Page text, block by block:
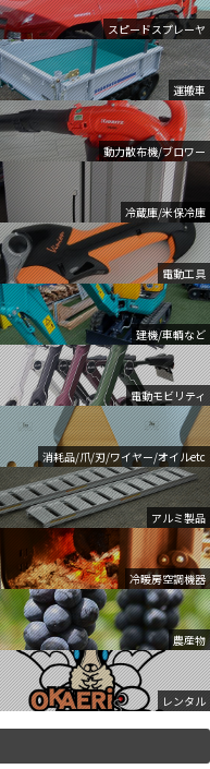
スピードスプレーヤ
運搬車
動力散布機/ブロワー
冷蔵庫/米保冷庫
電動工具
建機/車輌など
電動モビリティ
消耗品/爪/刃/ワイヤー/オイルetc
アルミ製品
冷暖房空調機器
農産物
レンタル